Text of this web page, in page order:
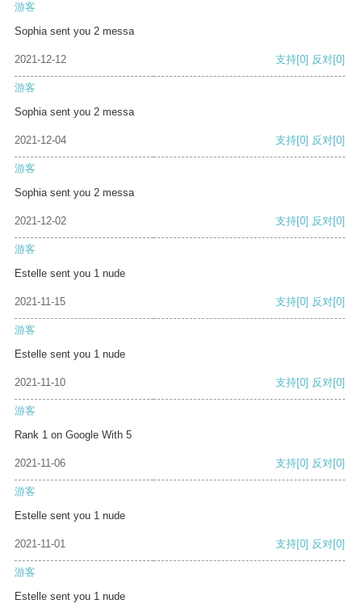
游客
Sophia sent you 2 messa
2021-12-12 支持[0] 反对[0]
游客
Sophia sent you 2 messa
2021-12-04 支持[0] 反对[0]
游客
Sophia sent you 2 messa
2021-12-02 支持[0] 反对[0]
游客
Estelle sent you 1 nude
2021-11-15 支持[0] 反对[0]
游客
Estelle sent you 1 nude
2021-11-10 支持[0] 反对[0]
游客
Rank 1 on Google With 5
2021-11-06 支持[0] 反对[0]
游客
Estelle sent you 1 nude
2021-11-01 支持[0] 反对[0]
游客
Estelle sent you 1 nude